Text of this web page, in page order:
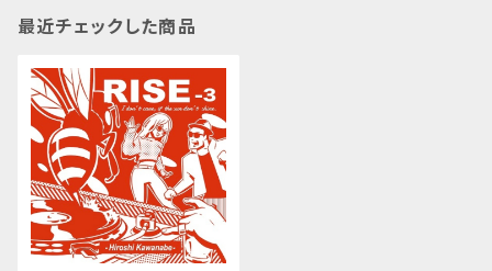
最近チェックした商品